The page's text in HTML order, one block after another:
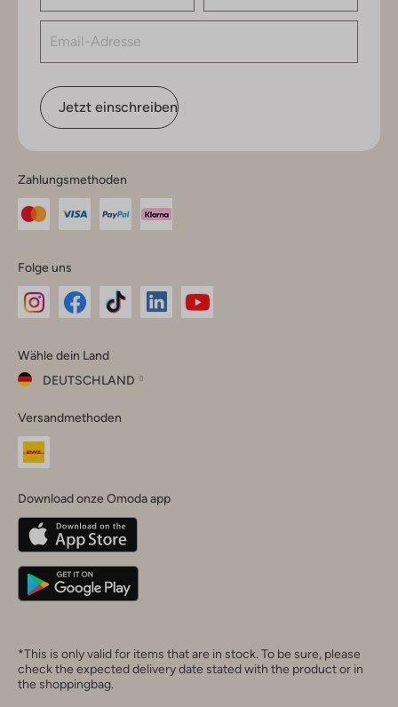
Jetzt einschreiben
Zahlungsmethoden
Folge uns
Instagram
Facebook
TikTok
Wähle dein Land
DEUTSCHLAND
dein
Land
Belgique(Français)
Deutschland
Versandmethoden
Download onze Omoda app
*This is only valid for items that are in stock. To be sure, please
check the expected delivery date stated with the product or in
the shoppingbag.